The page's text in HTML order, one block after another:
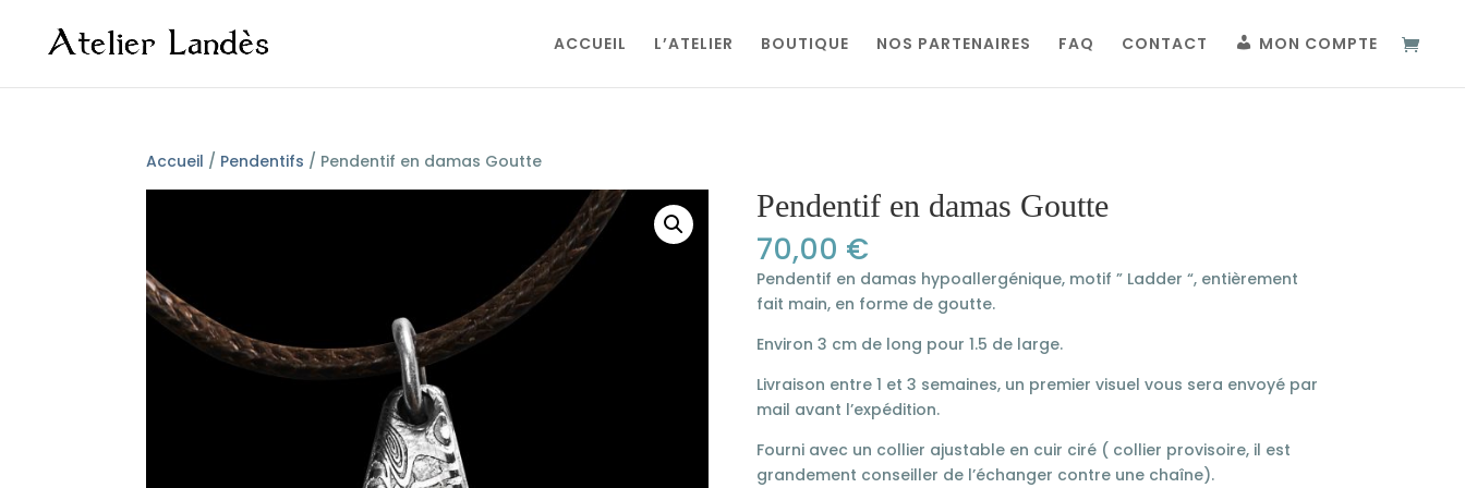
ACCUEIL L’ATELIER BOUTIQUE NOS PARTENAIRES FAQ CONTACT MON COMPTE
Accueil / Pendentifs / Pendentif en damas Goutte
Pendentif en damas Goutte
70,00 €
Pendentif en damas hypoallergénique, motif ” Ladder “, entièrement
fait main, en forme de goutte.
Environ 3 cm de long pour 1.5 de large.
Livraison entre 1 et 3 semaines, un premier visuel vous sera envoyé par
mail avant l’expédition.
Fourni avec un collier ajustable en cuir ciré ( collier provisoire, il est
grandement conseiller de l’échanger contre une chaîne).